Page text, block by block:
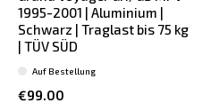
1995-2001 | Aluminium |
Schwarz | Traglast bis 75 kg
| TÜV SÜD
€99.00
Auf Bestellung